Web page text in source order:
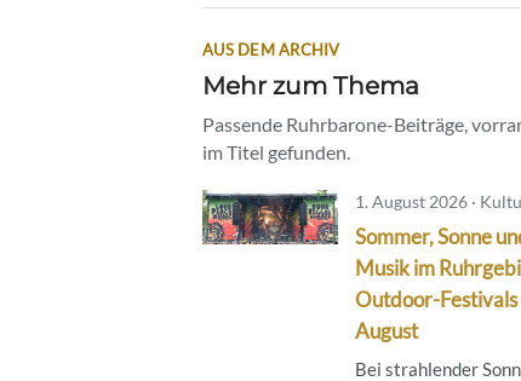
AUS DEM ARCHIV
Mehr zum Thema
Passende Ruhrbarone-Beiträge,
im Titel gefunden.
1. August 2026 ·
Sommer, Sonne
Musik im
Outdoor-Festivals
August
Bei strahlender